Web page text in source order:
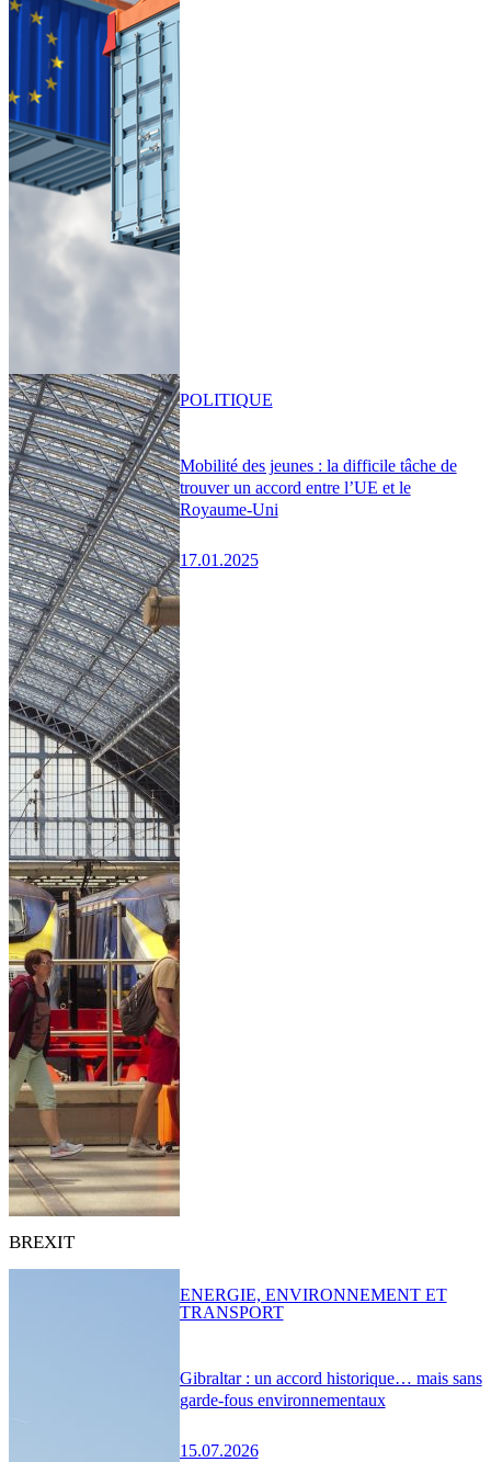
Mobilité des jeunes : la difficile tâche de
trouver un accord entre l’UE et le
Royaume-Uni
17.01.2025
POLITIQUE
BREXIT
Gibraltar : un accord historique… mais sans
garde-fous environnementaux
15.07.2026
ENERGIE, ENVIRONNEMENT ET
TRANSPORT